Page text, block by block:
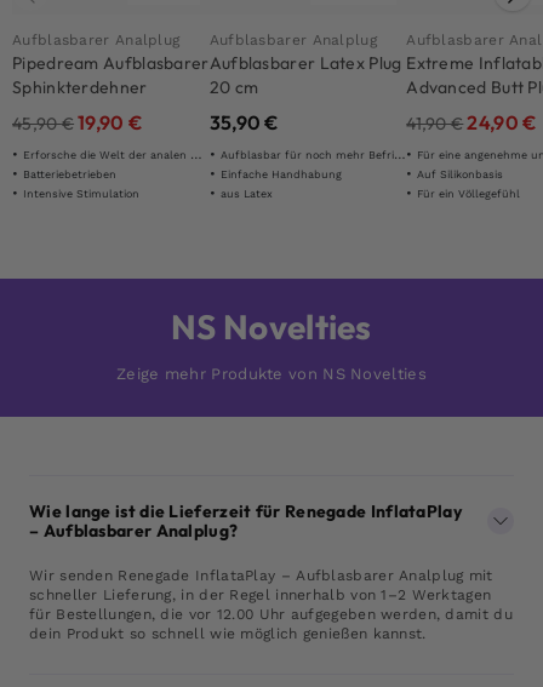
Aufblasbarer Analplug
Pipedream Aufblasbarer
Sphinkterdehner
45,90€19,90 €
Erforsche die Welt der analen Stimulation
Batteriebetrieben
Intensive Stimulation
Aufblasbarer Analplug
Aufblasbarer Latex Plug
20 cm
35,90€
Aufblasbar für noch mehr Befriedigung
Einfache Handhabung
aus Latex
Aufblasbarer
Extreme
Advanced Butt
41,90€24,90€
Für eine angenehme und
Auf Silikonbasis
Für ein Völlegefühl
NS Novelties
Zeige mehr Produkte von NS Novelties
Wie lange ist die Lieferzeit für Renegade InflataPlay
– Aufblasbarer Analplug?
Wir senden Renegade InflataPlay – Aufblasbarer Analplug mit
schneller Lieferung, in der Regel innerhalb von 1–2 Werktagen
für Bestellungen, die vor 12.00 Uhr aufgegeben werden, damit du
dein Produkt so schnell wie möglich genießen kannst.